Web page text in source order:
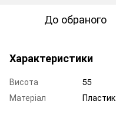
До обраного
Характеристики
Висота
55
Матеріал
Пластик